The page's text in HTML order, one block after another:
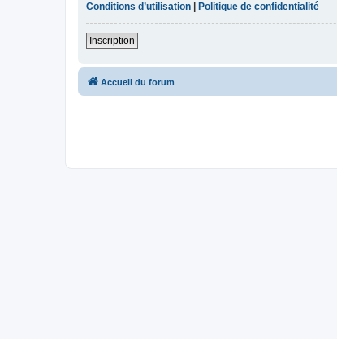
Conditions d’utilisation
Politique de confidentialité
Inscription
Accueil du forum